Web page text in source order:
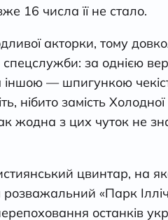
16 числа її не стало.
акторки, тому
спецслужби: за однією
— шпигункою
нібито замість
жодна з цих чуток не
цвинтар, на
«Парк
останків